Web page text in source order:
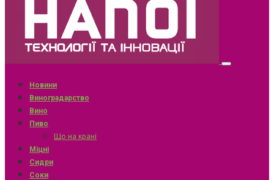
Новини
Виноградарство
Вино
Пиво
Що на крані
Міцні
Сидри
Соки